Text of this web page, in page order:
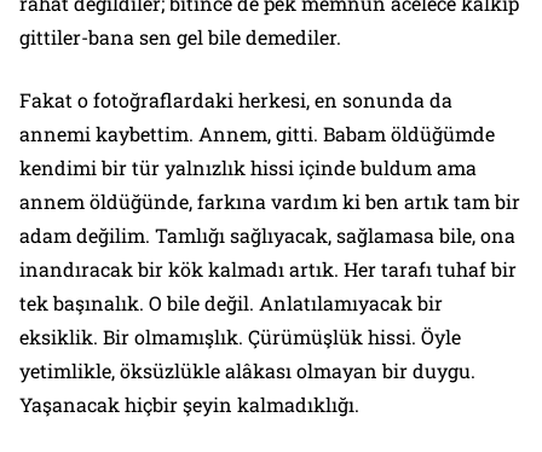
gittiler-bana sen gel bile demediler.
Fakat o fotoğraflardaki herkesi, en sonunda da
annemi kaybettim. Annem, gitti. Babam öldüğümde
kendimi bir tür yalnızlık hissi içinde buldum ama
annem öldüğünde, farkına vardım ki ben artık tam bir
adam değilim. Tamlığı sağlıyacak, sağlamasa bile, ona
inandıracak bir kök kalmadı artık. Her tarafı tuhaf bir
tek başınalık. O bile değil. Anlatılamıyacak bir
eksiklik. Bir olmamışlık. Çürümüşlük hissi. Öyle
yetimlikle, öksüzlükle alâkası olmayan bir duygu.
Yaşanacak hiçbir şeyin kalmadıklığı.